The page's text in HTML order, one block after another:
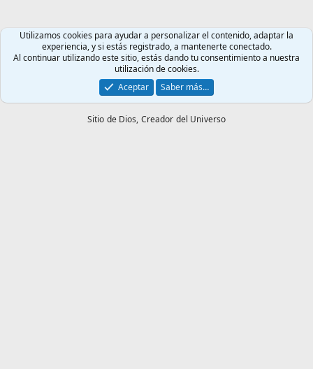
Utilizamos cookies para ayudar a personalizar el contenido, adaptar la
experiencia, y si estás registrado, a mantenerte conectado.
Al continuar utilizando este sitio, estás dando tu consentimiento a nuestra
utilización de cookies.
Aceptar
Saber más…
Sitio de Dios, Creador del Universo